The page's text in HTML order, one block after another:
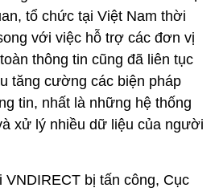
tổ chức tại Việt Nam thời
với việc hỗ trợ các đơn vị
thông tin cũng đã liên tục
tăng cường các biện pháp
tin, nhất là những hệ thống
xử lý nhiều dữ liệu của người
VNDIRECT bị tấn công, Cục